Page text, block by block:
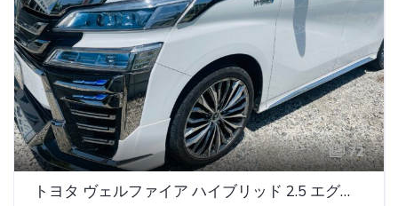
72
トヨタ ヴェルファイア ハイブリッド 2.5 エグゼクティブ ラウンジ Z E-Four 4WD ワンオーナー